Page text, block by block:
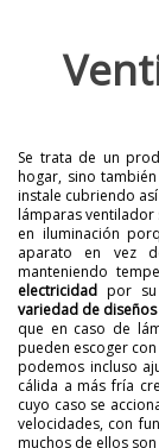
Se trata de un
hogar, sino
instale cubriendo
lámparas ventilador
en iluminación
aparato en vez
manteniendo
electricidad por su
variedad de diseños
que en caso de
pueden escoger
podemos incluso
cálida a más fría
cuyo caso se
velocidades, con
muchos de ellos